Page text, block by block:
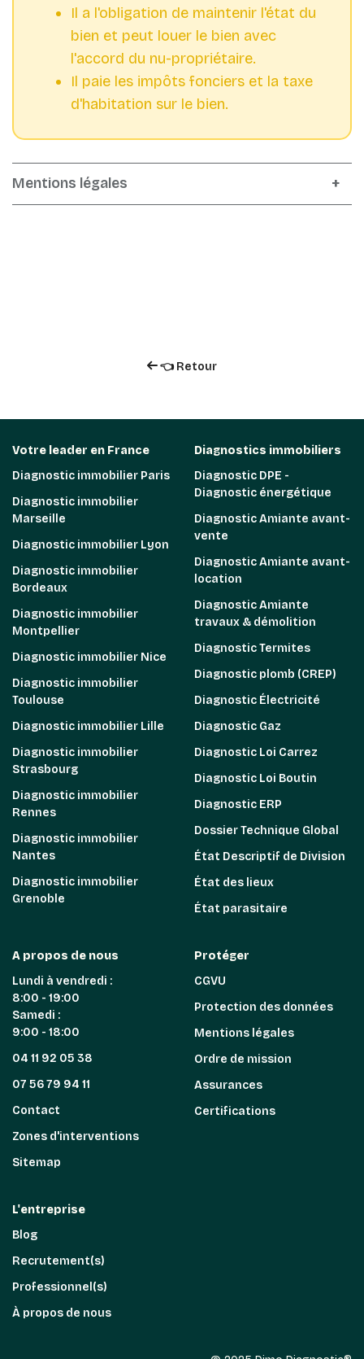
Il a l'obligation de maintenir l'état du
bien et peut louer le bien avec
l'accord du nu-propriétaire.
Il paie les impôts fonciers et la taxe
d'habitation sur le bien.
Mentions légales
👈 Retour
Votre leader en France
Diagnostic immobilier Paris
Diagnostic immobilier
Marseille
Diagnostic immobilier Lyon
Diagnostic immobilier
Bordeaux
Diagnostic immobilier
Montpellier
Diagnostic immobilier Nice
Diagnostic immobilier
Toulouse
Diagnostic immobilier Lille
Diagnostic immobilier
Strasbourg
Diagnostic immobilier
Rennes
Diagnostic immobilier
Nantes
Diagnostic immobilier
Grenoble
Diagnostics immobiliers
Diagnostic DPE -
Diagnostic énergétique
Diagnostic Amiante avant-
vente
Diagnostic Amiante avant-
location
Diagnostic Amiante
travaux & démolition
Diagnostic Termites
Diagnostic plomb (CREP)
Diagnostic Électricité
Diagnostic Gaz
Diagnostic Loi Carrez
Diagnostic Loi Boutin
Diagnostic ERP
Dossier Technique Global
État Descriptif de Division
État des lieux
État parasitaire
A propos de nous
Lundi à vendredi :
8:00 - 19:00
Samedi :
9:00 - 18:00
04 11 92 05 38
07 56 79 94 11
Contact
Zones d'interventions
Sitemap
Protéger
CGVU
Protection des données
Mentions légales
Ordre de mission
Assurances
Certifications
L'entreprise
Blog
Recrutement(s)
Professionnel(s)
À propos de nous